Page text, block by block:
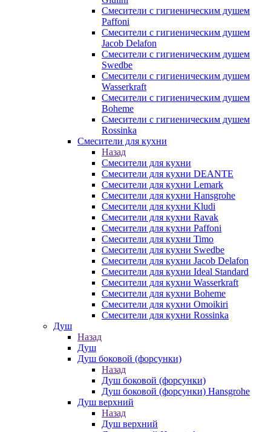
Смесители с гигиеническим душем
Paffoni
Смесители с гигиеническим душем
Jacob Delafon
Смесители с гигиеническим душем
Swedbe
Смесители с гигиеническим душем
Wasserkraft
Смесители с гигиеническим душем
Boheme
Смесители с гигиеническим душем
Rossinka
Смесители для кухни
Назад
Смесители для кухни
Смесители для кухни DEANTE
Смесители для кухни Lemark
Смесители для кухни Hansgrohe
Смесители для кухни Kludi
Смесители для кухни Ravak
Смесители для кухни Paffoni
Смесители для кухни Timo
Смесители для кухни Swedbe
Смесители для кухни Jacob Delafon
Смесители для кухни Ideal Standard
Смесители для кухни Wasserkraft
Смесители для кухни Boheme
Смесители для кухни Omoikiri
Смесители для кухни Rossinka
Душ
Назад
Душ
Душ боковой (форсунки)
Назад
Душ боковой (форсунки)
Душ боковой (форсунки) Hansgrohe
Душ верхний
Назад
Душ верхний